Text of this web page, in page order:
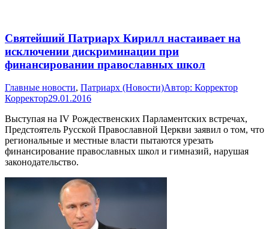
Святейший Патриарх Кирилл настаивает на
исключении дискриминации при
финансировании православных школ
Главные новости, Патриарх (Новости)Автор: Корректор
Корректор29.01.2016
Выступая на IV Рождественских Парламентских встречах,
Предстоятель Русской Православной Церкви заявил о том, что
региональные и местные власти пытаются урезать
финансирование православных школ и гимназий, нарушая
законодательство.